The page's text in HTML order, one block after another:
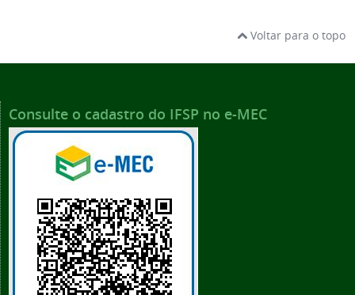
Voltar para o topo
Consulte o cadastro do IFSP no e-MEC